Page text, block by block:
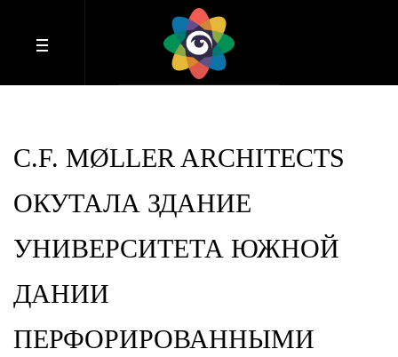
C.F. MØLLER ARCHITECTS
ОКУТАЛА ЗДАНИЕ
УНИВЕРСИТЕТА ЮЖНОЙ
ДАНИИ
ПЕРФОРИРОВАННЫМИ